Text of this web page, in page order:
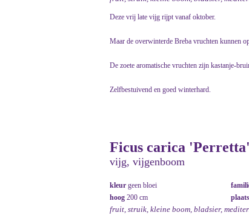
Deze vrij late vijg rijpt vanaf oktober.
Maar de overwinterde Breba vruchten kunnen
De zoete aromatische vruchten zijn kastanje-
Zelfbestuivend en goed winterhard.
Ficus carica 'Perretta'
vijg, vijgenboom
kleur geen bloei
hoog 200 cm plaats
fruit, struik, kleine boom, bladsier,